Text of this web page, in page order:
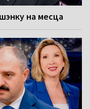
на месца